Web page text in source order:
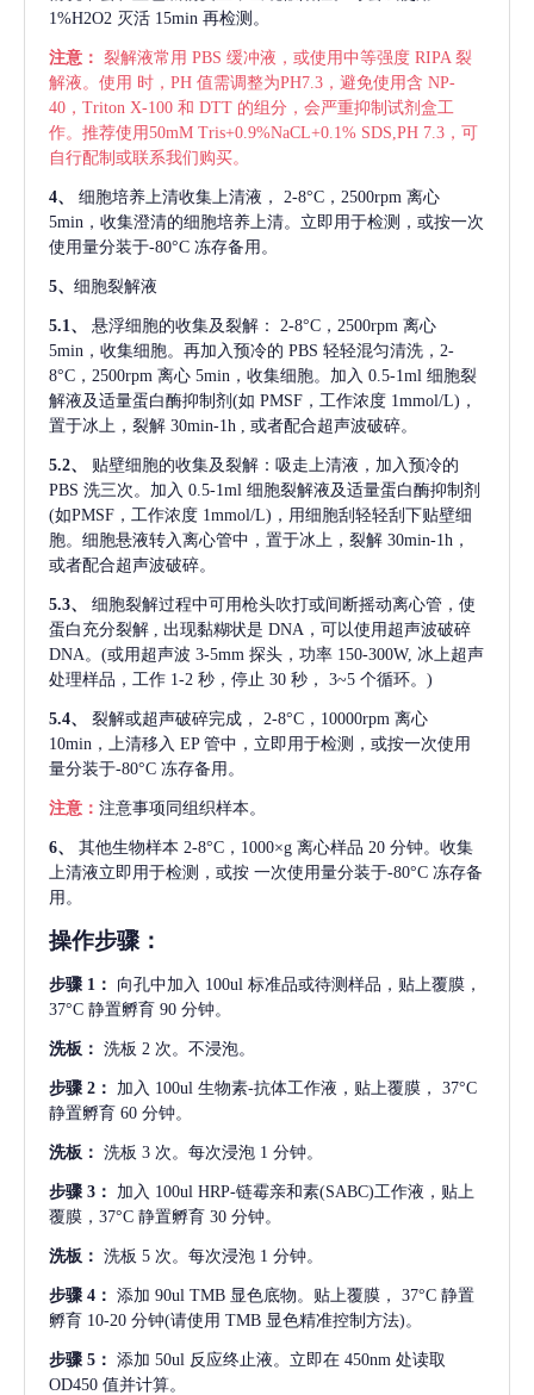
1%H2O2 灭活 15min 再检测。
注意： 裂解液常用 PBS 缓冲液，或使用中等强度 RIPA 裂
解液。使用 时，PH 值需调整为PH7.3，避免使用含 NP-
40，Triton X-100 和 DTT 的组分，会严重抑制试剂盒工
作。推荐使用50mM Tris+0.9%NaCL+0.1% SDS,PH 7.3，可
自行配制或联系我们购买。
4、 细胞培养上清收集上清液，
2-8°C，2500rpm 离心
5min，收集澄清的细胞培养上清。立即用于检测，或按一次
使用量分装于-80°C 冻存备用。
5、 细胞裂解液
5.1、 悬浮细胞的收集及裂解：
2-8°C，2500rpm 离心
5min，收集细胞。再加入预冷的 PBS 轻轻混匀清洗，2-
8°C，2500rpm 离心 5min，收集细胞。加入 0.5-1ml 细胞裂
解液及适量蛋白酶抑制剂(如 PMSF，工作浓度 1mmol/L)，
置于冰上，裂解 30min-1h , 或者配合超声波破碎。
5.2、
贴壁细胞的收集及裂解：吸走上清液，加入预冷的
PBS 洗三次。加入 0.5-1ml 细胞裂解液及适量蛋白酶抑制剂
(如PMSF，工作浓度 1mmol/L)，用细胞刮轻轻刮下贴壁细
胞。细胞悬液转入离心管中，置于冰上，裂解 30min-1h，
或者配合超声波破碎。
5.3、
细胞裂解过程中可用枪头吹打或间断摇动离心管，使
蛋白充分裂解 , 出现黏糊状是 DNA，可以使用超声波破碎
DNA。(或用超声波 3-5mm 探头，功率 150-300W, 冰上超声
处理样品，工作 1-2 秒，停止 30 秒， 3~5 个循环。)
5.4、 裂解或超声破碎完成，
2-8°C，10000rpm 离心
10min，上清移入 EP 管中，立即用于检测，或按一次使用
量分装于-80°C 冻存备用。
注意： 注意事项同组织样本。
6、 其他生物样本 2-8°C，1000×g 离心样品 20 分钟。收集
上清液立即用于检测，或按 一次使用量分装于-80°C 冻存备
用。
操作步骤：
步骤 1： 向孔中加入 100ul 标准品或待测样品，贴上覆膜，
37°C 静置孵育 90 分钟。
洗板： 洗板 2 次。不浸泡。
步骤 2： 加入 100ul 生物素-抗体工作液，贴上覆膜， 37°C
静置孵育 60 分钟。
洗板： 洗板 3 次。每次浸泡 1 分钟。
步骤 3： 加入 100ul HRP-链霉亲和素(SABC)工作液，贴上
覆膜，37°C 静置孵育 30 分钟。
洗板： 洗板 5 次。每次浸泡 1 分钟。
步骤 4： 添加 90ul TMB 显色底物。贴上覆膜， 37°C 静置
孵育 10-20 分钟(请使用 TMB 显色精准控制方法)。
步骤 5： 添加 50ul 反应终止液。立即在 450nm 处读取
OD450 值并计算。